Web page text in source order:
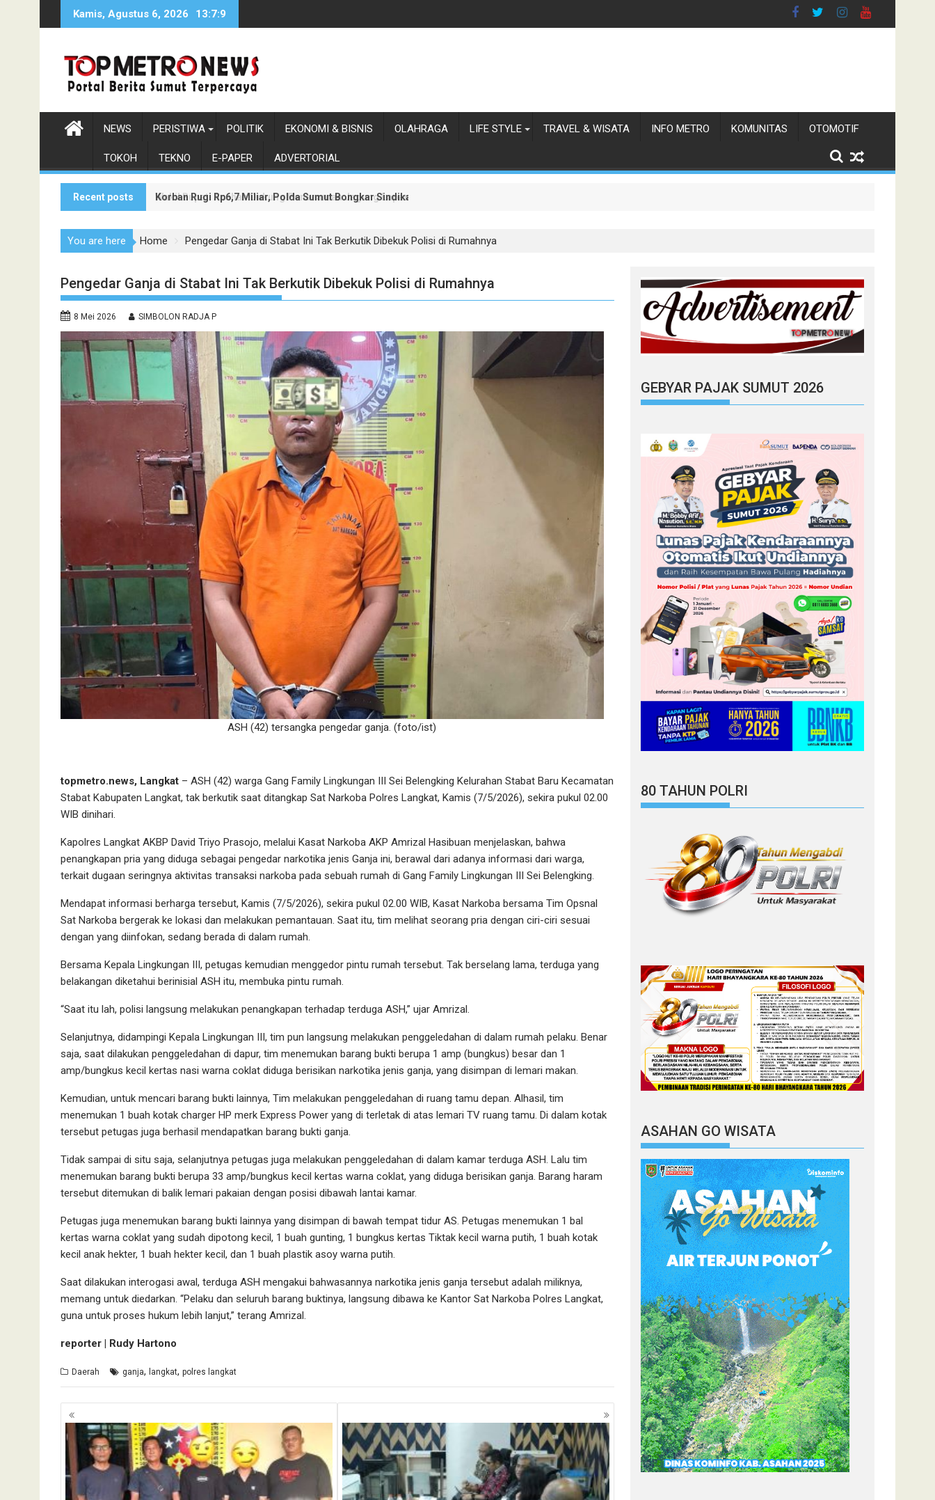
Kamis, Agustus 6, 2026 13:7:10
NEWS PERISTIWA POLITIK EKONOMI & BISNIS OLAHRAGA LIFE STYLE TRAVEL & WISATA INFO METRO KOMUNITAS OTOMOTIF
TOKOH TEKNO E-PAPER ADVERTORIAL
Recent posts Korban Rugi Rp6,7 Miliar, Polda Sumut Bongkar Sindikat Scamming Internasional di Apartemen Medan
Wakil Bupati Asahan Dukung Penanaman Jagung Lapas Labuhan Ruku
You are here Home Pengedar Ganja di Stabat Ini Tak Berkutik Dibekuk Polisi di Rumahnya
Pengedar Ganja di Stabat Ini Tak Berkutik Dibekuk Polisi di Rumahnya
8 Mei 2026 SIMBOLON RADJA P
ASH (42) tersangka pengedar ganja. (foto/ist)
topmetro.news, Langkat – ASH (42) warga Gang Family Lingkungan III Sei Belengking Kelurahan Stabat Baru Kecamatan
Stabat Kabupaten Langkat, tak berkutik saat ditangkap Sat Narkoba Polres Langkat, Kamis (7/5/2026), sekira pukul 02.00
WIB dinihari.
Kapolres Langkat AKBP David Triyo Prasojo, melalui Kasat Narkoba AKP Amrizal Hasibuan menjelaskan, bahwa
penangkapan pria yang diduga sebagai pengedar narkotika jenis Ganja ini, berawal dari adanya informasi dari warga,
terkait dugaan seringnya aktivitas transaksi narkoba pada sebuah rumah di Gang Family Lingkungan III Sei Belengking.
Mendapat informasi berharga tersebut, Kamis (7/5/2026), sekira pukul 02.00 WIB, Kasat Narkoba bersama Tim Opsnal
Sat Narkoba bergerak ke lokasi dan melakukan pemantauan. Saat itu, tim melihat seorang pria dengan ciri-ciri sesuai
dengan yang diinfokan, sedang berada di dalam rumah.
Bersama Kepala Lingkungan III, petugas kemudian menggedor pintu rumah tersebut. Tak berselang lama, terduga yang
belakangan diketahui berinisial ASH itu, membuka pintu rumah.
“Saat itu lah, polisi langsung melakukan penangkapan terhadap terduga ASH,” ujar Amrizal.
Selanjutnya, didampingi Kepala Lingkungan III, tim pun langsung melakukan penggeledahan di dalam rumah pelaku. Benar
saja, saat dilakukan penggeledahan di dapur, tim menemukan barang bukti berupa 1 amp (bungkus) besar dan 1
amp/bungkus kecil kertas nasi warna coklat diduga berisikan narkotika jenis ganja, yang disimpan di lemari makan.
Kemudian, untuk mencari barang bukti lainnya, Tim melakukan penggeledahan di ruang tamu depan. Alhasil, tim
menemukan 1 buah kotak charger HP merk Express Power yang di terletak di atas lemari TV ruang tamu. Di dalam kotak
tersebut petugas juga berhasil mendapatkan barang bukti ganja.
Tidak sampai di situ saja, selanjutnya petugas juga melakukan penggeledahan di dalam kamar terduga ASH. Lalu tim
menemukan barang bukti berupa 33 amp/bungkus kecil kertas warna coklat, yang diduga berisikan ganja. Barang haram
tersebut ditemukan di balik lemari pakaian dengan posisi dibawah lantai kamar.
Petugas juga menemukan barang bukti lainnya yang disimpan di bawah tempat tidur AS. Petugas menemukan 1 bal
kertas warna coklat yang sudah dipotong kecil, 1 buah gunting, 1 bungkus kertas Tiktak kecil warna putih, 1 buah kotak
kecil anak hekter, 1 buah hekter kecil, dan 1 buah plastik asoy warna putih.
Saat dilakukan interogasi awal, terduga ASH mengakui bahwasannya narkotika jenis ganja tersebut adalah miliknya,
memang untuk diedarkan. “Pelaku dan seluruh barang buktinya, langsung dibawa ke Kantor Sat Narkoba Polres Langkat,
guna untuk proses hukum lebih lanjut,” terang Amrizal.
reporter | Rudy Hartono
Daerah ganja, langkat, polres langkat
Navigasi
pos
GEBYAR PAJAK SUMUT 2026
80 TAHUN POLRI
ASAHAN GO WISATA